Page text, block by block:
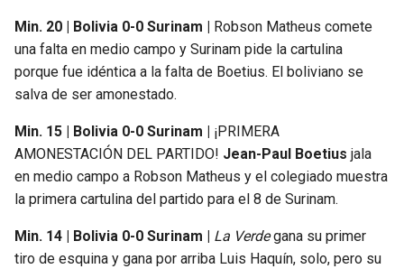
Min. 20 | Bolivia 0-0 Surinam |
Robson Matheus comete
una falta en medio campo y Surinam pide la cartulina
porque fue idéntica a la falta de Boetius. El boliviano se
salva de ser amonestado.
Min. 15 | Bolivia 0-0 Surinam | ¡PRIMERA
AMONESTACIÓN DEL PARTIDO! Jean-Paul Boetius jala
en medio campo a Robson Matheus y el colegiado muestra
la primera cartulina del partido para el 8 de Surinam.
Min. 14 | Bolivia 0-0 Surinam | La Verdegana su primer
tiro de esquina y gana por arriba Luis Haquín, solo, pero su